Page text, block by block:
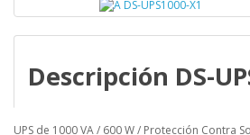
Descripción DS-
UPS de 1000 VA / 600 W / Protección Contra